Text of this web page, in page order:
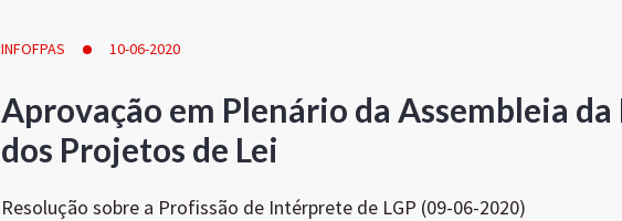
INFOFPAS 10-06-2020
Aprovação em Plenário da Assembleia da
dos Projetos de Lei
Resolução sobre a Profissão de Intérprete de LGP (09-06-2020)